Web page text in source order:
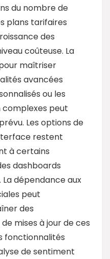
du nombre de
plans tarifaires
des
coûteuse. La
maîtriser
avancées
ou les
peut
Les options de
restent
à certains
dashboards
dépendance aux
peut
des
mises à jour de ces
fonctionnalités
de sentiment